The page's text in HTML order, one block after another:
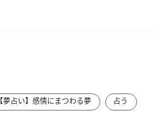
【夢占い】感情にまつわる夢
占う